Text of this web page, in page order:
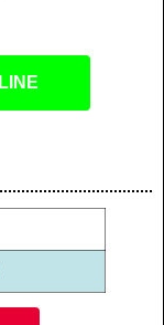
LINE